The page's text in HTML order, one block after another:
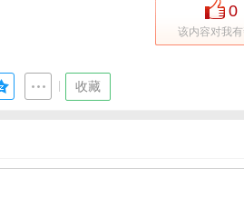
0
该内容对我
收藏